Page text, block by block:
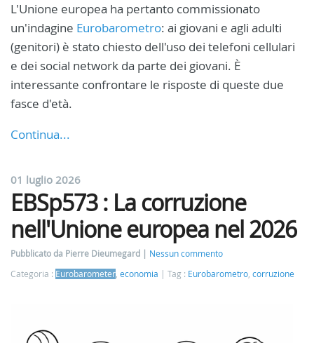
L'Unione europea ha pertanto commissionato
un'indagine Eurobarometro: ai giovani e agli adulti
(genitori) è stato chiesto dell'uso dei telefoni cellulari
e dei social network da parte dei giovani. È
interessante confrontare le risposte di queste due
fasce d'età.
Continua...
01 luglio 2026
EBSp573 : La corruzione
nell'Unione europea nel 2026
Pubblicato da Pierre Dieumegard
Nessun commento
Categoria : Eurobarometer, economia Tag : Eurobarometro, corruzione